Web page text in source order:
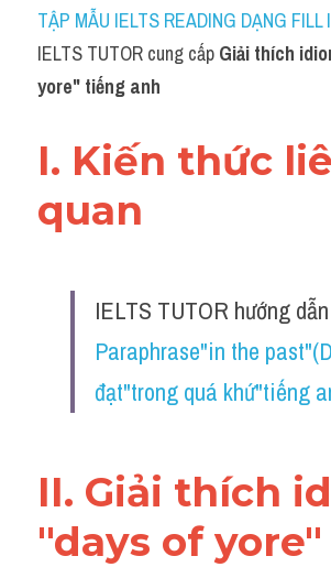
Idiom
Grammar
Word form
Cách dùng từ
Đề thi thật Task 2
Speaking
Writing
Vocabulary
TẬP MẪU IELTS READING DẠNG FILL
IELTS TUTOR cung cấp Giải thích
yore" tiếng anh
I. Kiến thức
quan
Paraphrase"in the
đạt"trong quá khứ"tiếng
II. Giải thích
"days of yore"